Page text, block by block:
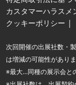
カスタマーハラス
クッキーポリシー
次回開催の出展社数・
は増減の可能性がありま
※最大…同種の展示会と